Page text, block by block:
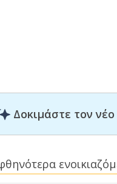
Δοκιμάστε τον